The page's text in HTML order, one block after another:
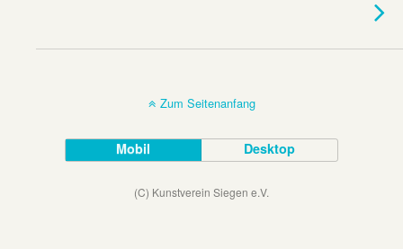
Zum Seitenanfang
Mobil Desktop
(C) Kunstverein Siegen e.V.